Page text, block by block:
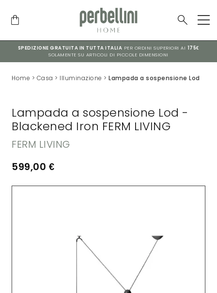
SPEDIZIONE GRATUITA IN TUTTA ITALIA PER ORDINI SUPERIORI AI 175€
SOLAMENTE SU ARTICOLI DI PICCOLE DIMENSIONI
Home > Casa > Illuminazione > Lampada a sospensione Lod
Lampada a sospensione Lod -
Blackened Iron FERM LIVING
FERM LIVING
599,00 €